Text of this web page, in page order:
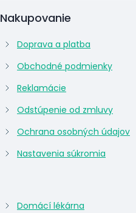
Domácí lékárna
Nakupovanie
Doprava a platba
Obchodné podmienky
Reklamácie
Odstúpenie od zmluvy
Ochrana osobných údajov
Nastavenia súkromia